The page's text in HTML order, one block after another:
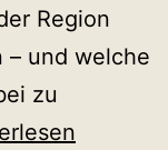
Region
– und welche
zu